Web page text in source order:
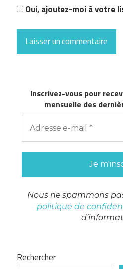
Oui, ajoutez-moi à votre
Inscrivez-vous pour
mensuelle des
Nous ne spammons
politique de
Rechercher